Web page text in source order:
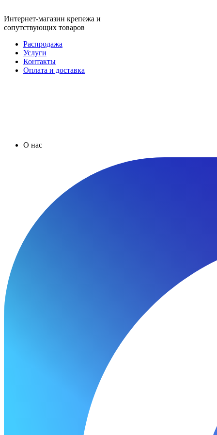
Интернет-магазин крепежа и
сопутствующих товаров
Распродажа
Услуги
Контакты
Оплата и доставка
О нас